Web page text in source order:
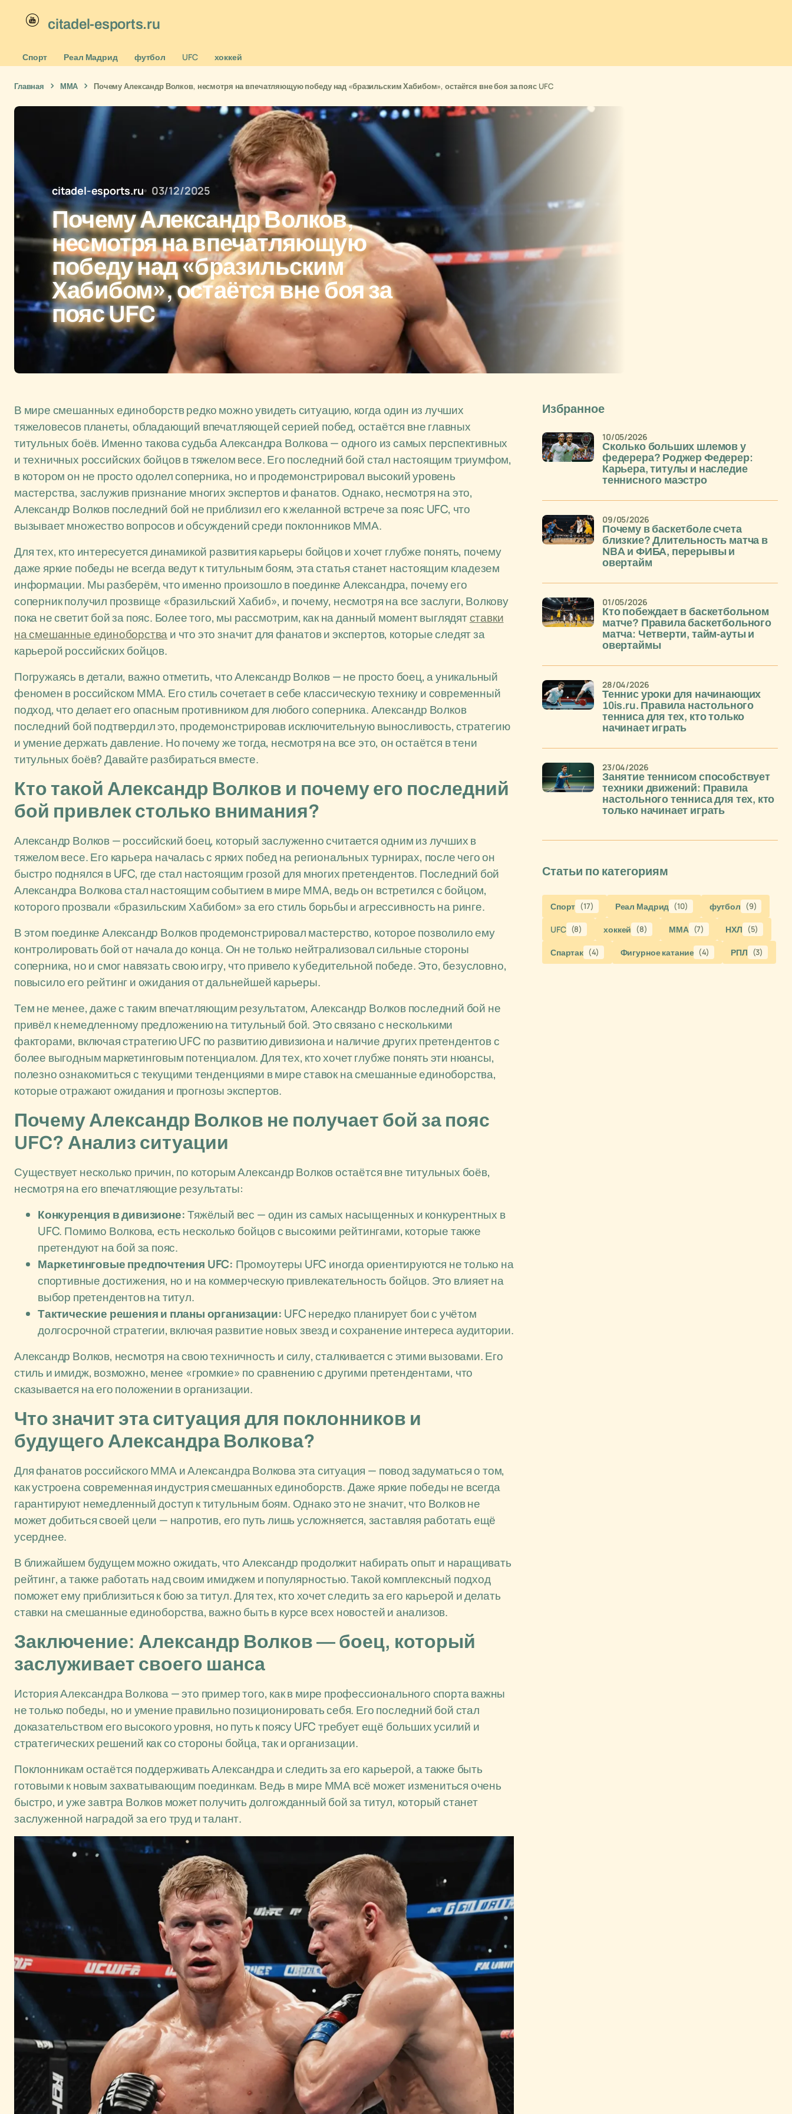
citadel-esports.ru
Спорт Реал Мадрид футбол UFC хоккей
Главная ММА Почему Александр Волков, несмотря на впечатляющую победу над «бразильским Хабибом», остаётся вне боя за пояс UFC
citadel-esports.ru 03/12/2025
Почему Александр Волков,
несмотря на впечатляющую
победу над «бразильским
Хабибом», остаётся вне боя за
пояс UFC
В мире смешанных единоборств редко можно увидеть ситуацию, когда один из лучших
тяжеловесов планеты, обладающий впечатляющей серией побед, остаётся вне главных
титульных боёв. Именно такова судьба Александра Волкова — одного из самых перспективных
и техничных российских бойцов в тяжелом весе. Его последний бой стал настоящим триумфом,
в котором он не просто одолел соперника, но и продемонстрировал высокий уровень
мастерства, заслужив признание многих экспертов и фанатов. Однако, несмотря на это,
Александр Волков последний бой не приблизил его к желанной встрече за пояс UFC, что
вызывает множество вопросов и обсуждений среди поклонников ММА.
Для тех, кто интересуется динамикой развития карьеры бойцов и хочет глубже понять, почему
даже яркие победы не всегда ведут к титульным боям, эта статья станет настоящим кладезем
информации. Мы разберём, что именно произошло в поединке Александра, почему его
соперник получил прозвище «бразильский Хабиб», и почему, несмотря на все заслуги, Волкову
пока не светит бой за пояс. Более того, мы рассмотрим, как на данный момент выглядятставки
на смешанные единоборстваи что это значит для фанатов и экспертов, которые следят за
карьерой российских бойцов.
Погружаясь в детали, важно отметить, что Александр Волков — не просто боец, а уникальный
феномен в российском ММА. Его стиль сочетает в себе классическую технику и современный
подход, что делает его опасным противником для любого соперника. Александр Волков
последний бой подтвердил это, продемонстрировав исключительную выносливость, стратегию
и умение держать давление. Но почему же тогда, несмотря на все это, он остаётся в тени
титульных боёв? Давайте разбираться вместе.
Кто такой Александр Волков и почему его последний
бой привлек столько внимания?
Александр Волков — российский боец, который заслуженно считается одним из лучших в
тяжелом весе. Его карьера началась с ярких побед на региональных турнирах, после чего он
быстро поднялся в UFC, где стал настоящим грозой для многих претендентов. Последний бой
Александра Волкова стал настоящим событием в мире ММА, ведь он встретился с бойцом,
которого прозвали «бразильским Хабибом» за его стиль борьбы и агрессивность на ринге.
В этом поединке Александр Волков продемонстрировал мастерство, которое позволило ему
контролировать бой от начала до конца. Он не только нейтрализовал сильные стороны
соперника, но и смог навязать свою игру, что привело к убедительной победе. Это, безусловно,
повысило его рейтинг и ожидания от дальнейшей карьеры.
Тем не менее, даже с таким впечатляющим результатом, Александр Волков последний бой не
привёл к немедленному предложению на титульный бой. Это связано с несколькими
факторами, включая стратегию UFC по развитию дивизиона и наличие других претендентов с
более выгодным маркетинговым потенциалом. Для тех, кто хочет глубже понять эти нюансы,
полезно ознакомиться с текущими тенденциями в мире ставок на смешанные единоборства,
которые отражают ожидания и прогнозы экспертов.
Почему Александр Волков не получает бой за пояс
UFC? Анализ ситуации
Существует несколько причин, по которым Александр Волков остаётся вне титульных боёв,
несмотря на его впечатляющие результаты:
Конкуренция в дивизионе:Тяжёлый вес — один из самых насыщенных и конкурентных в
UFC. Помимо Волкова, есть несколько бойцов с высокими рейтингами, которые также
претендуют на бой за пояс.
Маркетинговые предпочтения UFC: Промоутеры UFC иногда ориентируются не только на
спортивные достижения, но и на коммерческую привлекательность бойцов. Это влияет на
выбор претендентов на титул.
Тактические решения и планы организации: UFC нередко планирует бои с учётом
долгосрочной стратегии, включая развитие новых звезд и сохранение интереса аудитории.
Александр Волков, несмотря на свою техничность и силу, сталкивается с этими вызовами. Его
стиль и имидж, возможно, менее «громкие» по сравнению с другими претендентами, что
сказывается на его положении в организации.
Что значит эта ситуация для поклонников и
будущего Александра Волкова?
Для фанатов российского ММА и Александра Волкова эта ситуация — повод задуматься о том,
как устроена современная индустрия смешанных единоборств. Даже яркие победы не всегда
гарантируют немедленный доступ к титульным боям. Однако это не значит, что Волков не
может добиться своей цели — напротив, его путь лишь усложняется, заставляя работать ещё
усерднее.
В ближайшем будущем можно ожидать, что Александр продолжит набирать опыт и наращивать
рейтинг, а также работать над своим имиджем и популярностью. Такой комплексный подход
поможет ему приблизиться к бою за титул. Для тех, кто хочет следить за его карьерой и делать
ставки на смешанные единоборства, важно быть в курсе всех новостей и анализов.
Заключение: Александр Волков — боец, который
заслуживает своего шанса
История Александра Волкова — это пример того, как в мире профессионального спорта важны
не только победы, но и умение правильно позиционировать себя. Его последний бой стал
доказательством его высокого уровня, но путь к поясу UFC требует ещё больших усилий и
стратегических решений как со стороны бойца, так и организации.
Поклонникам остаётся поддерживать Александра и следить за его карьерой, а также быть
готовыми к новым захватывающим поединкам. Ведь в мире ММА всё может измениться очень
быстро, и уже завтра Волков может получить долгожданный бой за титул, который станет
заслуженной наградой за его труд и талант.
Избранное
Сколько больших шлемов у
федерера? Роджер Федерер:
Карьера, титулы и наследие
теннисного маэстро
10/05/2026
Почему в баскетболе счета
близкие? Длительность матча в
NBA и ФИБА, перерывы и
овертайм
09/05/2026
Кто побеждает в баскетбольном
матче? Правила баскетбольного
матча: Четверти, тайм-ауты и
овертаймы
01/05/2026
Теннис уроки для начинающих
10is.ru. Правила настольного
тенниса для тех, кто только
начинает играть
28/04/2026
Занятие теннисом способствует
техники движений: Правила
настольного тенниса для тех, кто
только начинает играть
23/04/2026
Статьи по категориям
Спорт (17) Реал Мадрид (10) футбол (9)
UFC (8) хоккей (8) ММА (7) НХЛ (5)
Спартак (4) Фигурное катание (4) РПЛ (3)